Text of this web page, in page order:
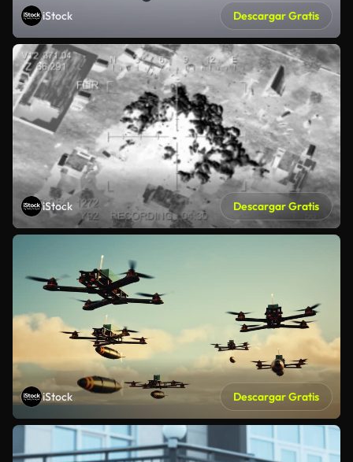
iStock Descargar Gratis
iStock Descargar Gratis
iStock Descargar Gratis